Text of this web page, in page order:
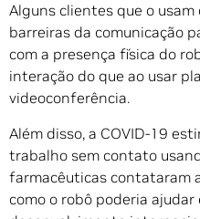
Alguns clientes que o
barreiras da comunicação
com a presença física do
interação do que ao usar
videoconferência.
Além disso, a COVID-19
trabalho sem contato
farmacêuticas contataram
como o robô poderia ajudar